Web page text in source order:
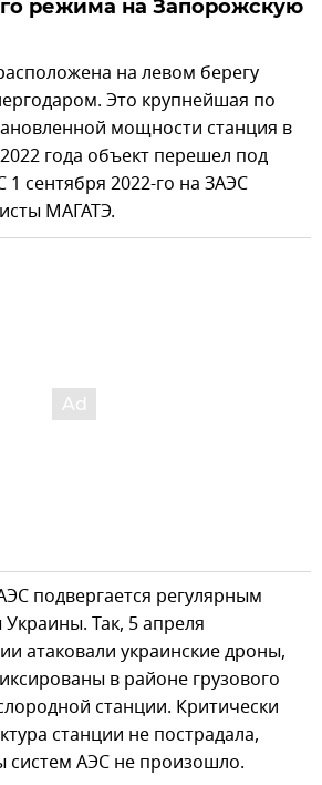
режима на Запорожскую
на левом берегу
Это крупнейшая по
мощности станция в
года объект перешел под
1 сентября 2022-го на ЗАЭС
МАГАТЭ.
подвергается регулярным
Так, 5 апреля
атаковали украинские дроны,
в районе грузового
станции. Критически
станции не пострадала,
систем АЭС не произошло.